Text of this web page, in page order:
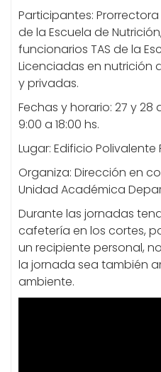
Participantes:
de la Escuela de
funcionarios TAS de la
Licenciadas en nutrición
y privadas.
Fechas y horario: 27 y
9:00 a 18:00 hs.
Lugar: Edificio Polivalente
Organiza: Dirección en
Unidad Académica
Durante las jornadas
cafetería en los cortes,
un recipiente personal,
la jornada sea también
ambiente.